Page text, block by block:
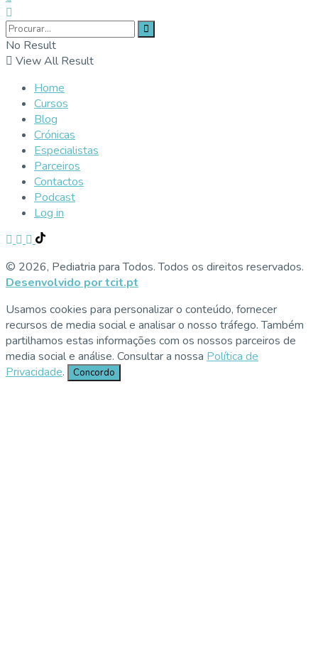
No Result
View All Result
Home
Cursos
Blog
Crónicas
Especialistas
Parceiros
Contactos
Podcast
Log in
© 2026, Pediatria para Todos. Todos os direitos reservados.
Desenvolvido por tcit.pt
Usamos cookies para personalizar o conteúdo, fornecer
recursos de media social e analisar o nosso tráfego. Também
partilhamos estas informações com os nossos parceiros de
media social e análise. Consultar a nossa Política de
Privacidade. Concordo